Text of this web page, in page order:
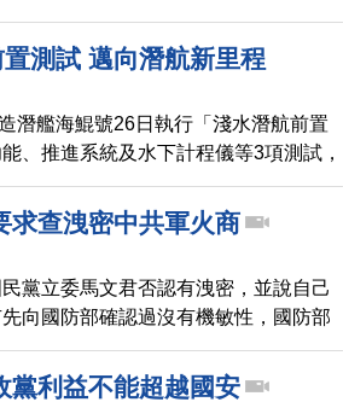
韓國駐台代表處前，有向時任國防部
對此，國防部長邱國正表示，資料是
單位認定。
測試 邁向潛航新里程
潛艦海鯤號26日執行「淺水潛航前置
、推進系統及水下計程儀等3項測試，
評估後，按計畫安排後續淺水潛航海
求查洩密中共軍火商
黨立委馬文君否認有洩密，並說自己
向國防部確認過沒有機敏性，國防部
事，但他強調案件進入司法程序，配合
黨利益不能超越國安